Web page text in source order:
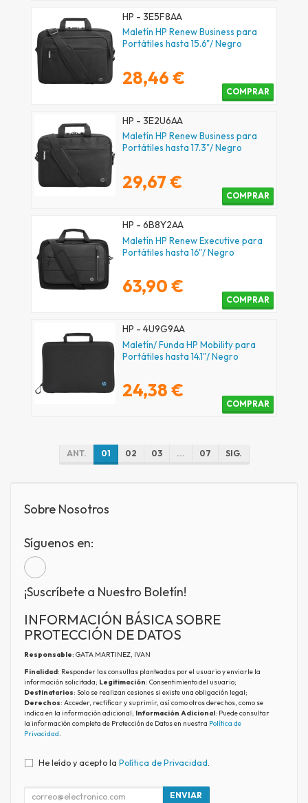
HP - 3E5F8AA
Maletín HP Renew Business para
Portátiles hasta 15.6"/ Negro
28,46 €
COMPRAR
HP - 3E2U6AA
Maletín HP Renew Business para
Portátiles hasta 17.3"/ Negro
29,67 €
COMPRAR
HP - 6B8Y2AA
Maletín HP Renew Executive para
Portátiles hasta 16"/ Negro
63,90 €
COMPRAR
HP - 4U9G9AA
Maletín/ Funda HP Mobility para
Portátiles hasta 14.1"/ Negro
24,38 €
COMPRAR
ANT. 01 02 03 ... 07 SIG.
Sobre Nosotros
Síguenos en:
¡Suscríbete a Nuestro Boletín!
INFORMACIÓN BÁSICA SOBRE
PROTECCIÓN DE DATOS
Responsable: GATA MARTINEZ, IVAN
Finalidad: Responder las consultas planteadas por el usuario y enviarle la
información solicitada; Legitimación: Consentimiento del usuario;
Destinatarios: Solo se realizan cesiones si existe una obligación legal;
Derechos: Acceder, rectificar y suprimir, así como otros derechos, como se
indica en la información adicional; Información Adicional: Puede consultar
la información completa de Protección de Datos en nuestra Política de
Privacidad.
He leído y acepto la Política de Privacidad.
ENVIAR